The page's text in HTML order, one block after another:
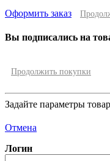
Оформить заказ
Вы подписались на
Продолжить покупки
Задайте параметры
Отмена
Логин